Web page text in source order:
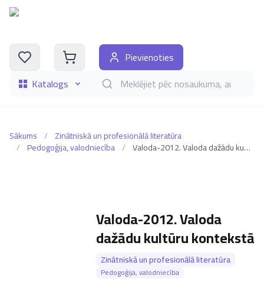
Katalogs Meklēt grāmatas pēc nosaukuma, autora,
Pievienoties
Sākums / Zinātniskā un profesionālā literatūra
/ Pedogoģija, valodniecība / Valoda-2012. Valoda dažādu kultūru kontekstā
Valoda-2012. Valoda
dažādu kultūru kontekstā
Zinātniskā un profesionālā literatūra
Pedogoģija, valodniecība